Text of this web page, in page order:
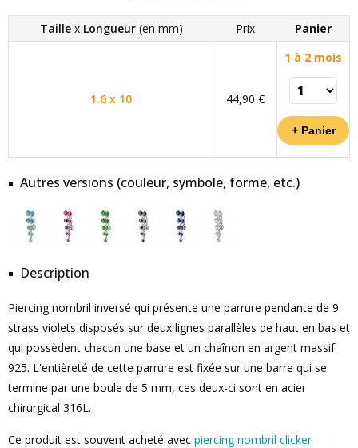
Taille x Longueur (en mm) Prix Panier
1.6 x 10 44,90 €
1 à 2 mois
Autres versions (couleur, symbole, forme, etc.)
Description
Piercing nombril inversé qui présente une parrure pendante de 9
strass violets disposés sur deux lignes parallèles de haut en bas et
qui possèdent chacun une base et un chaînon en argent massif
925. L'entièreté de cette parrure est fixée sur une barre qui se
termine par une boule de 5 mm, ces deux-ci sont en acier
chirurgical 316L.
Ce produit est souvent acheté avec piercing nombril clicker